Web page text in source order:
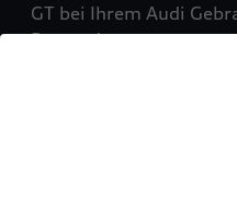
GT bei Ihrem Audi
Partner!